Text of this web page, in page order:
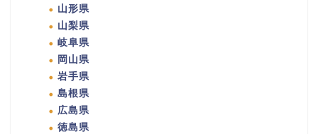
山形県
山梨県
岐阜県
岡山県
岩手県
島根県
広島県
徳島県